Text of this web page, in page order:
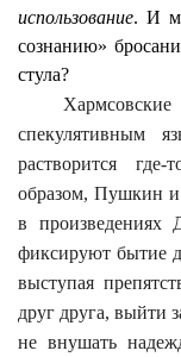
использование. И
сознанию»
стула?
спекулятивным
растворится
образом, Пушкин и
в
фиксируют бытие
выступая
друг друга, выйти
не внушать